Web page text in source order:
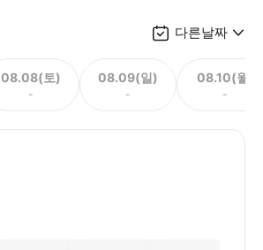
다른날짜
08.08(토)
-
08.09(일)
-
08.10(월)
-